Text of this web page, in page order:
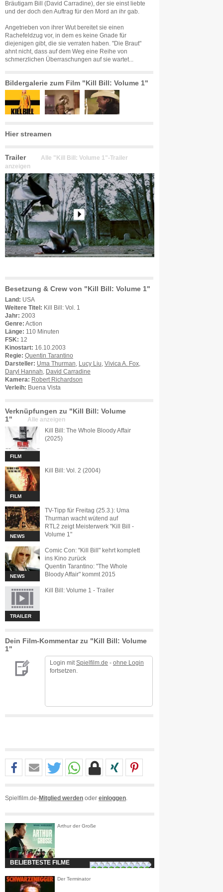
Bräutigam Bill (David Carradine), der sie einst liebte
und der doch den Auftrag für den Mord an ihr gab.
Angetrieben von ihrer Wut bereitet sie einen
Rachefeldzug vor, in dem es keine Gnade für
diejenigen gibt, die sie verraten haben. "Die Braut"
ahnt nicht, dass auf dem Weg eine Reihe von
schmerzlichen Überraschungen auf sie wartet...
Bildergalerie zum Film "Kill Bill: Volume 1"
Hier streamen
Trailer
Alle "Kill Bill: Volume 1"-Trailer
anzeigen
Besetzung & Crew von "Kill Bill: Volume 1"
Land: USA
Weitere Titel: Kill Bill: Vol. 1
Jahr: 2003
Genre: Action
Länge: 110 Minuten
FSK: 12
Kinostart: 16.10.2003
Regie: Quentin Tarantino
Darsteller: Uma Thurman Lucy Liu Vivica A. Fox
Daryl Hannah
David Carradine
Kamera: Robert Richardson
Verleih: Buena Vista
Verknüpfungen zu "Kill Bill: Volume
1"
Alle anzeigen
FILM
Kill Bill: The Whole Bloody Affair
(2025)
FILM
Kill Bill: Vol. 2 (2004)
NEWS
TV-Tipp für Freitag (25.3.): Uma
Thurman wacht wütend auf
RTL2 zeigt Meisterwerk "Kill Bill -
Volume 1"
NEWS
Comic Con: "Kill Bill" kehrt komplett
ins Kino zurück
Quentin Tarantino: "The Whole
Bloody Affair" kommt 2015
TRAILER
Kill Bill: Volume 1 - Trailer
Dein Film-Kommentar zu "Kill Bill: Volume
1"
Login mit Spielfilm.de - ohne Login
fortsetzen.
Spielfilm.de-Mitglied werden oder einloggen
Arthur der Große
BELIEBTESTE FILME
Der Terminator